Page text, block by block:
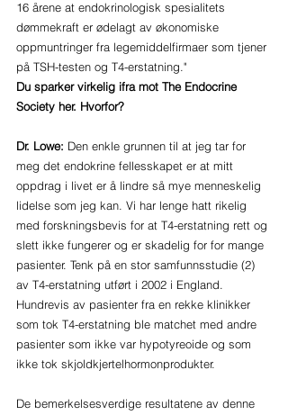
16 årene at endokrinologisk spesialitets
dømmekraft er ødelagt av økonomiske
oppmuntringer fra legemiddelfirmaer som tjener
på TSH-testen og T4-erstatning."
Du sparker virkelig ifra mot The Endocrine
Society her. Hvorfor?
Dr. Lowe: Den enkle grunnen til at jeg tar for
meg det endokrine fellesskapet er at mitt
oppdrag i livet er å lindre så mye menneskelig
lidelse som jeg kan. Vi har lenge hatt rikelig
med forskningsbevis for at T4-erstatning rett og
slett ikke fungerer og er skadelig for for mange
pasienter. Tenk på en stor samfunnsstudie (2)
av T4-erstatning utført i 2002 i England.
Hundrevis av pasienter fra en rekke klinikker
som tok T4-erstatning ble matchet med andre
pasienter som ikke var hypotyreoide og som
ikke tok skjoldkjertelhormonprodukter.
De bemerkelsesverdige resultatene av denne